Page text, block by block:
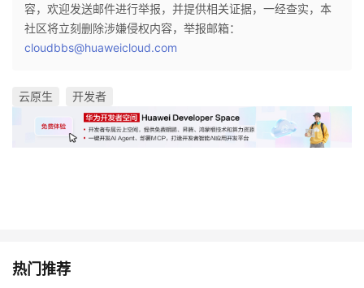
容，欢迎发送邮件进行举报，并提供相关证据，一经查实，本
社区将立刻删除涉嫌侵权内容，举报邮箱：
cloudbbs@huaweicloud.com
云原生 开发者
热门推荐